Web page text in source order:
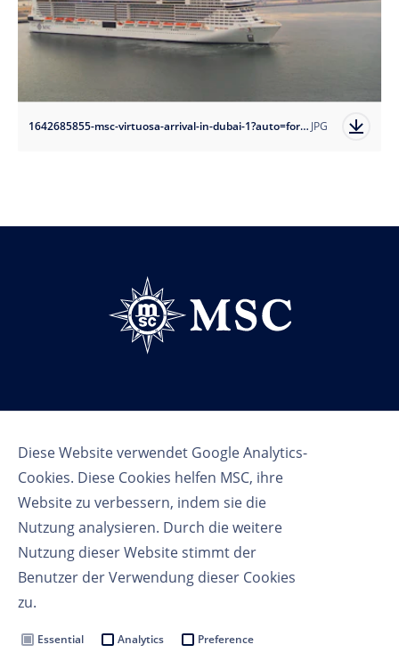
Diese Website verwendet Google Analytics-
Cookies. Diese Cookies helfen MSC, ihre
Website zu verbessern, indem sie die
Nutzung analysieren. Durch die weitere
Nutzung dieser Website stimmt der
Benutzer der Verwendung dieser Cookies
zu.
Essential Analytics Preference
1642685855-msc-virtuosa-arrival-in-dubai-1?auto=format JPG
Follow us
Nutzungsbedingungen
Cookie Settings